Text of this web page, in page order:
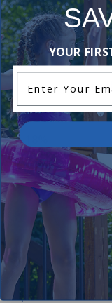
-18%
Ballon de Plage
pouces de Swimline
YOUR